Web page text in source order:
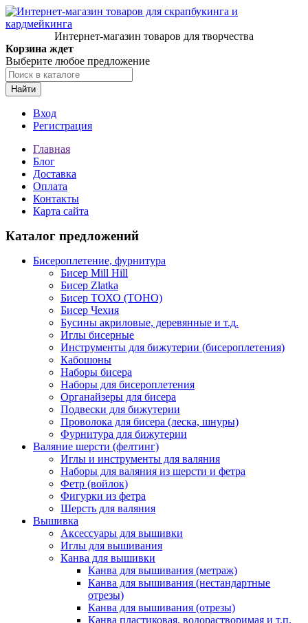
Интернет-магазин товаров для творчества
Корзина ждет
Выберите любое предложение
Найти
Вход
Регистрация
Главная
Блог
Доставка
Оплата
Контакты
Карта сайта
Каталог предложений
Бисероплетение, фурнитура
Бисер Mill Hill
Бисер Zlatka
Бисер ТОХО (TOHO)
Бисер Чехия
Бусины акриловые, деревянные и т.д.
Иглы бисерные
Инструменты для бижутерии (бисероплетения)
Кабошоны
Наборы бисера
Наборы для бисероплетения
Органайзеры для бисера
Подвески для бижутерии
Проволока для бисера (леска, шнуры)
Фурнитура для бижутерии
Валяние шерсти (фелтинг)
Иглы и инструменты для валяния
Наборы для валяния из шерсти и фетра
Фетр (войлок)
Фигурки из фетра
Шерсть для валяния
Вышивка
Аксессуары для вышивки
Иглы для вышивания
Канва для вышивки
Канва для вышивания (метраж)
Канва для вышивания (нестандартные
отрезы)
Канва для вышивания (отрезы)
Канва пластиковая, водорастворимая и т.п.